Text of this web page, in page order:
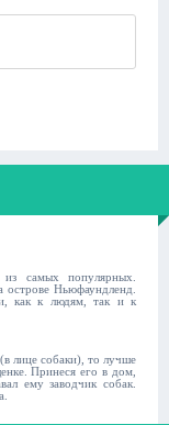
из самых популярных.
Ньюфаундленд.
как к людям, так и к
лице собаки), то лучше
Принеся его в дом,
ему заводчик собак.